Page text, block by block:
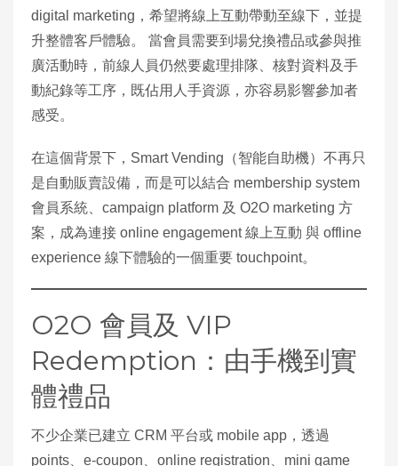
digital marketing，希望將線上互動帶動至線下，並提
升整體客戶體驗。 當會員需要到場兌換禮品或參與推
廣活動時，前線人員仍然要處理排隊、核對資料及手
動紀錄等工序，既佔用人手資源，亦容易影響參加者
感受。
在這個背景下，Smart Vending（智能自助機）不再只
是自動販賣設備，而是可以結合 membership system
會員系統、campaign platform 及 O2O marketing 方
案，成為連接 online engagement 線上互動 與 offline
experience 線下體驗的一個重要 touchpoint。
O2O 會員及 VIP
Redemption：由手機到實
體禮品
不少企業已建立 CRM 平台或 mobile app，透過
points、e‑coupon、online registration、mini game